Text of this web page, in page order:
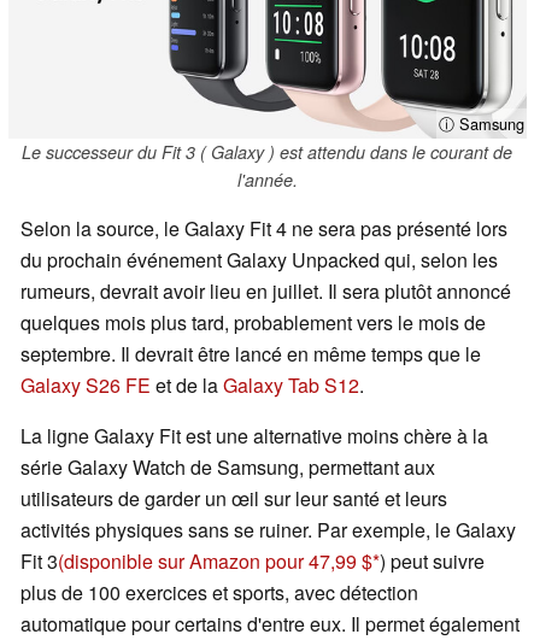
ⓘ Samsung
Le successeur du Fit 3 ( Galaxy ) est attendu dans le courant de
l'année.
Selon la source, le Galaxy Fit 4 ne sera pas présenté lors
du prochain événement Galaxy Unpacked qui, selon les
rumeurs, devrait avoir lieu en juillet. Il sera plutôt annoncé
quelques mois plus tard, probablement vers le mois de
septembre. Il devrait être lancé en même temps que le
Galaxy S26 FE et de laGalaxy Tab S12.
La ligne Galaxy Fit est une alternative moins chère à la
série Galaxy Watch de Samsung, permettant aux
utilisateurs de garder un œil sur leur santé et leurs
activités physiques sans se ruiner. Par exemple, le Galaxy
Fit 3(disponible sur Amazon pour 47,99 $ ) peut suivre
plus de 100 exercices et sports, avec détection
automatique pour certains d'entre eux. Il permet également